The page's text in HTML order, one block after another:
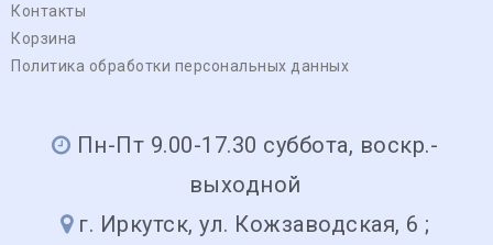
Контакты
Корзина
Политика обработки персональных данных
Пн-Пт 9.00-17.30 суббота, воскр.-
выходной
г. Иркутск, ул. Кожзаводская, 6 ;